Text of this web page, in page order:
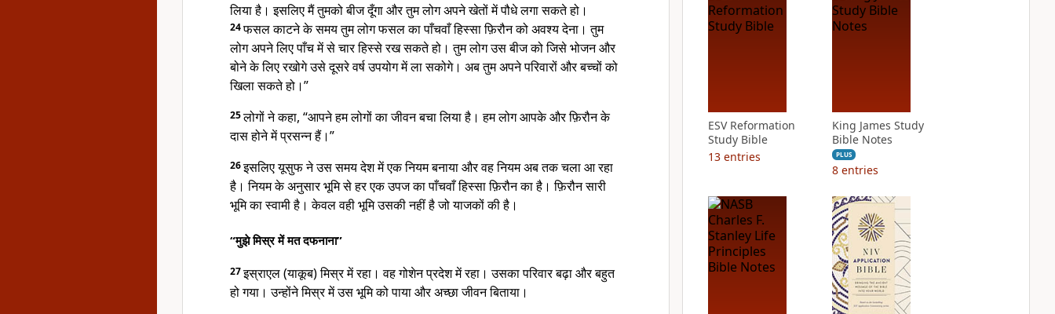
लिया है। इसलिए मैं तुमको बीज दूँगा और तुम लोग अपने खेतों में पौधे लगा सकते हो।
24फसल काटने के समय तुम लोग फसल का पाँचवाँ हिस्सा फ़िरौन को अवश्य देना। तुम
लोग अपने लिए पाँच में से चार हिस्से रख सकते हो। तुम लोग उस बीज को जिसे भोजन और
बोने के लिए रखोगे उसे दूसरे वर्ष उपयोग में ला सकोगे। अब तुम अपने परिवारों और बच्चों को
खिला सकते हो।”
25लोगों ने कहा, “आपने हम लोगों का जीवन बचा लिया है। हम लोग आपके और फ़िरौन के
दास होने में प्रसन्न हैं।”
26इसलिए यूसुफ ने उस समय देश में एक नियम बनाया और वह नियम अब तक चला आ रहा
है। नियम के अनुसार भूमि से हर एक उपज का पाँचवाँ हिस्सा फ़िरौन का है। फ़िरौन सारी
भूमि का स्वामी है। केवल वही भूमि उसकी नहीं है जो याजकों की है।
“मुझे मिस्र में मत दफनाना”
27इस्राएल (याकूब) मिस्र में रहा। वह गोशेन प्रदेश में रहा। उसका परिवार बढ़ा और बहुत
हो गया। उन्होंने मिस्र में उस भूमि को पाया और अच्छा जीवन बिताया।
ESV Reformation
Study Bible
13 entries
King James Study
Bible Notes
PLUS
8 entries